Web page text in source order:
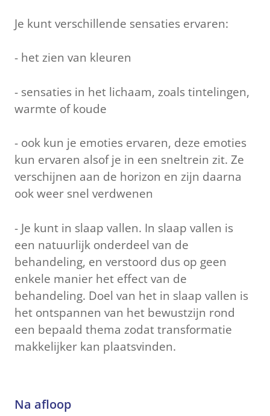
Je kunt verschillende sensaties ervaren:
- het zien van kleuren
- sensaties in het lichaam, zoals tintelingen,
warmte of koude
- ook kun je emoties ervaren, deze emoties
kun ervaren alsof je in een sneltrein zit. Ze
verschijnen aan de horizon en zijn daarna
ook weer snel verdwenen
- Je kunt in slaap vallen. In slaap vallen is
een natuurlijk onderdeel van de
behandeling, en verstoord dus op geen
enkele manier het effect van de
behandeling. Doel van het in slaap vallen is
het ontspannen van het bewustzijn rond
een bepaald thema zodat transformatie
makkelijker kan plaatsvinden.
Na afloop